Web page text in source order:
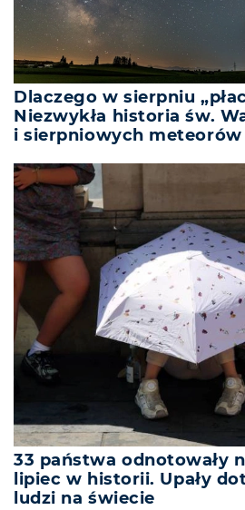
Dlaczego w sierpniu
Niezwykła historia św.
i sierpniowych meteorów
33 państwa odnotowały
lipiec w historii. Upały
ludzi na świecie